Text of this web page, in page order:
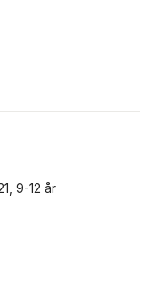
röster:
9-12 år
röster: